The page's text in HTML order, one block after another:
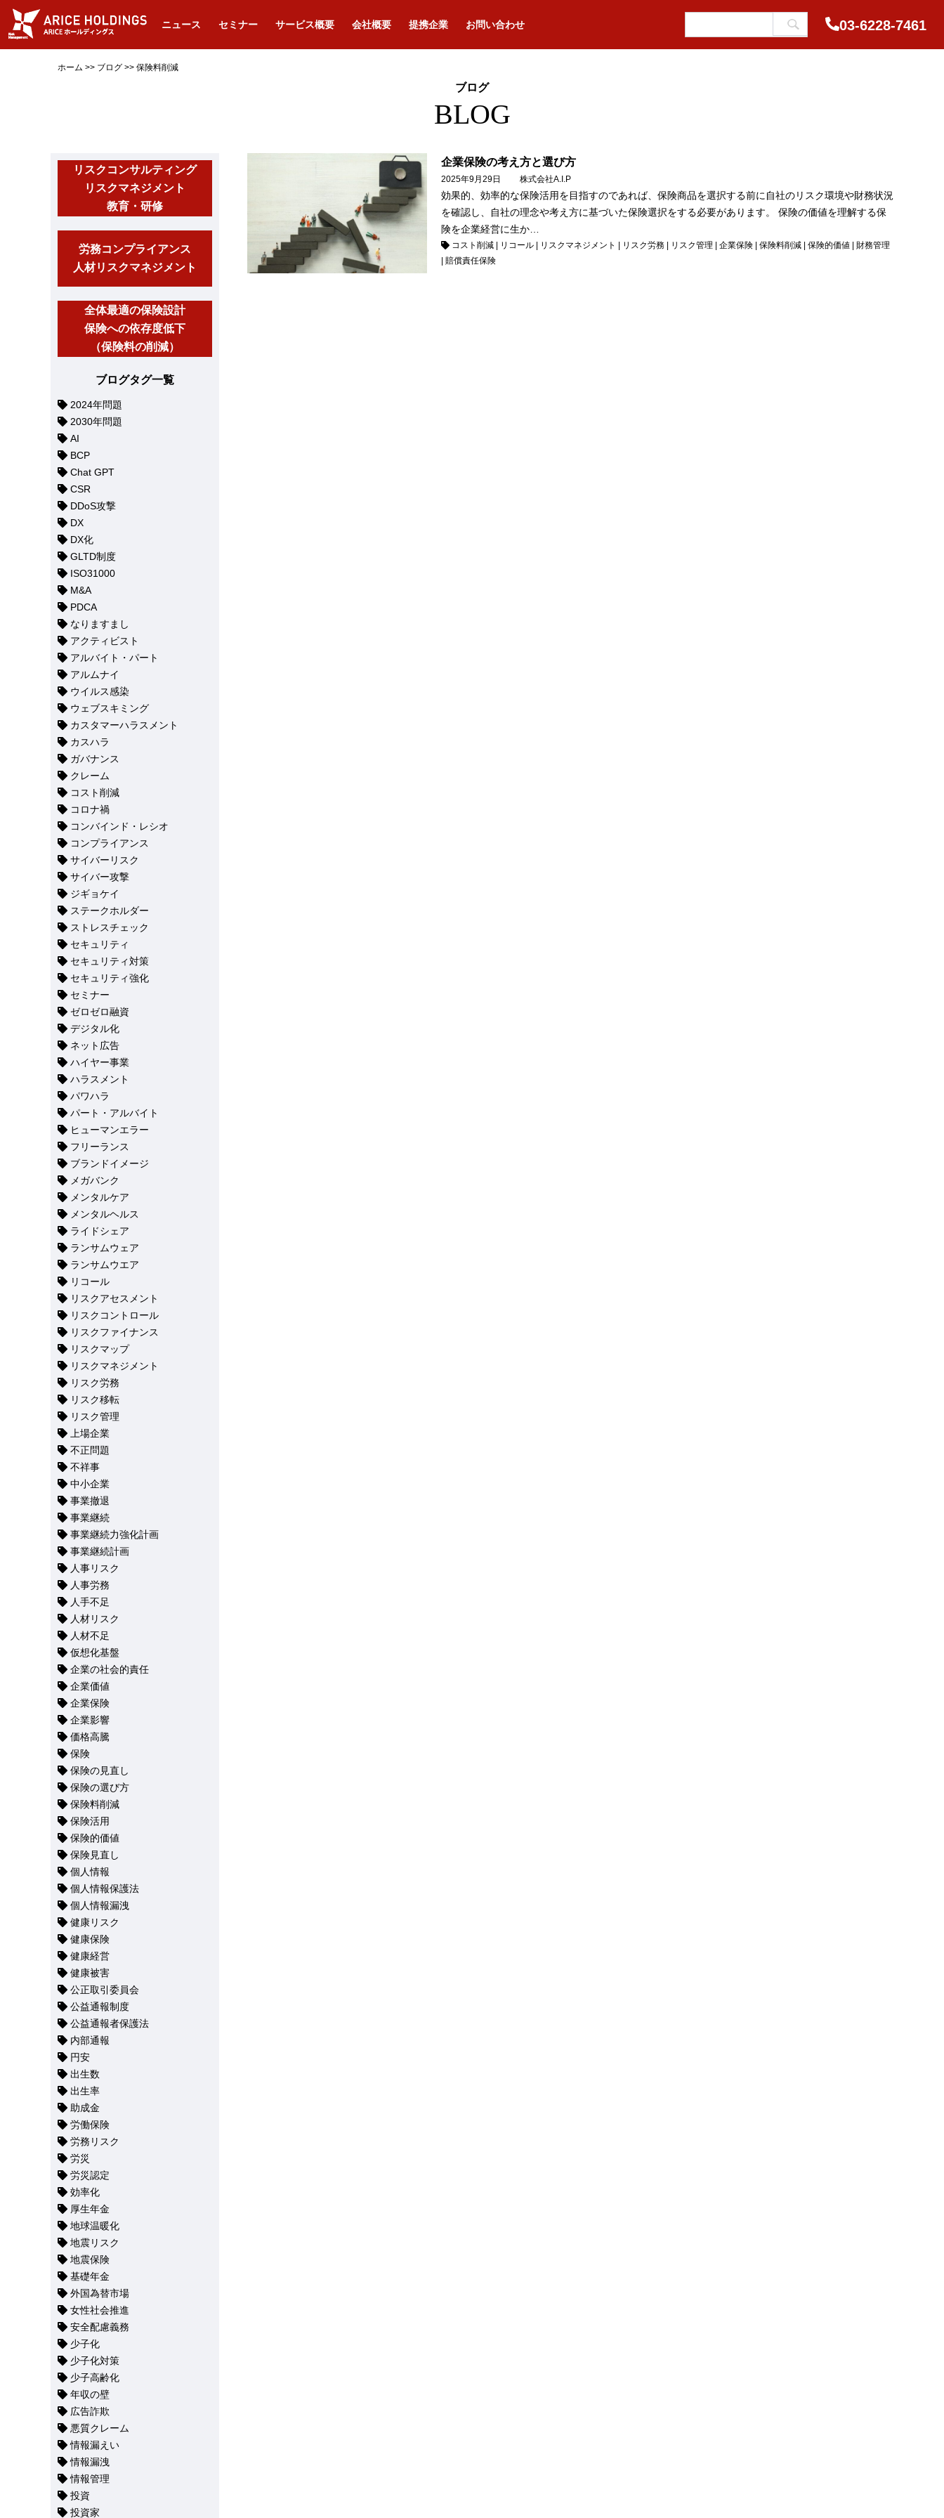
ニュース セミナー サービス概要 会社概要 提携企業 お問い合わせ 03-6228-7461
ホーム >> ブログ >> 保険料削減
ブログ
BLOG
リスクコンサルティング
リスクマネジメント
教育・研修
労務コンプライアンス
人材リスクマネジメント
全体最適の保険設計
保険への依存度低下
（保険料の削減）
ブログタグ一覧
2024年問題
2030年問題
AI
BCP
Chat GPT
CSR
DDoS攻撃
DX
DX化
GLTD制度
ISO31000
M&A
PDCA
なりますまし
アクティビスト
アルバイト・パート
アルムナイ
ウイルス感染
ウェブスキミング
カスタマーハラスメント
カスハラ
ガバナンス
クレーム
コスト削減
コロナ禍
コンバインド・レシオ
コンプライアンス
サイバーリスク
サイバー攻撃
ジギョケイ
ステークホルダー
ストレスチェック
セキュリティ
セキュリティ対策
セキュリティ強化
セミナー
ゼロゼロ融資
デジタル化
ネット広告
ハイヤー事業
ハラスメント
パワハラ
パート・アルバイト
ヒューマンエラー
フリーランス
ブランドイメージ
メガバンク
メンタルケア
メンタルヘルス
ライドシェア
ランサムウェア
ランサムウエア
リコール
リスクアセスメント
リスクコントロール
リスクファイナンス
リスクマップ
リスクマネジメント
リスク労務
リスク移転
リスク管理
上場企業
不正問題
不祥事
中小企業
事業撤退
事業継続
事業継続力強化計画
事業継続計画
人事リスク
人事労務
人手不足
人材リスク
人材不足
仮想化基盤
企業の社会的責任
企業価値
企業保険
企業影響
価格高騰
保険
保険の見直し
保険の選び方
保険料削減
保険活用
保険的価値
保険見直し
個人情報
個人情報保護法
個人情報漏洩
健康リスク
健康保険
健康経営
健康被害
公正取引委員会
公益通報制度
公益通報者保護法
内部通報
円安
出生数
出生率
助成金
労働保険
労務リスク
労災
労災認定
効率化
厚生年金
地球温暖化
地震リスク
地震保険
基礎年金
外国為替市場
女性社会推進
安全配慮義務
少子化
少子化対策
少子高齢化
年収の壁
広告詐欺
悪質クレーム
情報漏えい
情報漏洩
情報管理
投資
投資家
企業保険の考え方と選び方
2025年9月29日 株式会社A.I.P
効果的、効率的な保険活用を目指すのであれば、保険商品を選択する前に自社のリスク環境や財務状況
を確認し、自社の理念や考え方に基づいた保険選択をする必要があります。 保険の価値を理解する保
険を企業経営に生か…
コスト削減 リコール リスクマネジメント リスク労務 リスク管理 企業保険 保険料削減 保険的価値
財務管理
賠償責任保険